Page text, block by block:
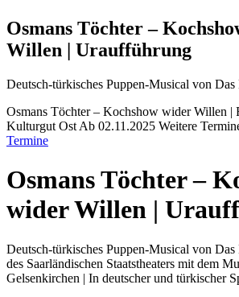
Osmans Töchter –
Willen | Uraufführung
Deutsch-türkisches Puppen-Musical von Das
Osmans Töchter – Kochshow wider Willen |
Kulturgut Ost Ab 02.11.2025 Weitere
Termine
Osmans Töchter –
wider Willen |
Deutsch-türkisches Puppen-Musical von
des Saarländischen Staatstheaters mit dem
Gelsenkirchen | In deutscher und türkischer